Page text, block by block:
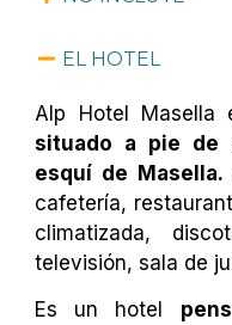
EL HOTEL
Alp Hotel
situado a pie de
esquí de Masella.
cafetería,
climatizada,
televisión, sala de
Es un hotel